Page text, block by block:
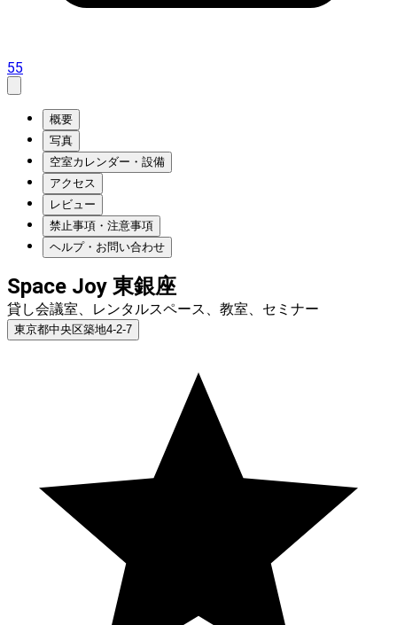
55
概要
写真
空室カレンダー・設備
アクセス
レビュー
禁止事項・注意事項
ヘルプ・お問い合わせ
Space Joy 東銀座
貸し会議室、レンタルスペース、教室、セミナー
東京都中央区築地4-2-7